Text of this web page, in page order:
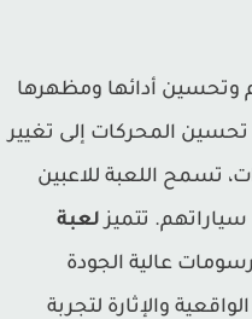
أدائها ومظهرها
المحركات إلى تغيير
اللعبة للاعبين
تتميزلعبة
عالية الجودة
والإثارة لتجربة